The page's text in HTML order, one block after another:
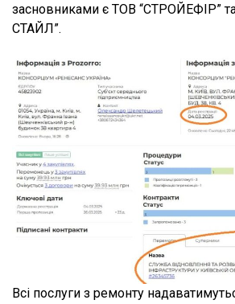
засновниками є ТОВ “СТРОЙЕФІР”
СТАЙЛ”.
Всі послуги з ремонту